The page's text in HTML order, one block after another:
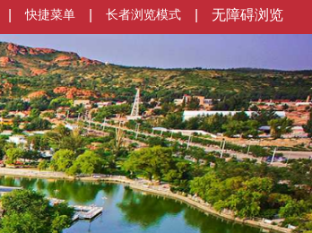
无障碍浏览
长者浏览模式
快捷菜单